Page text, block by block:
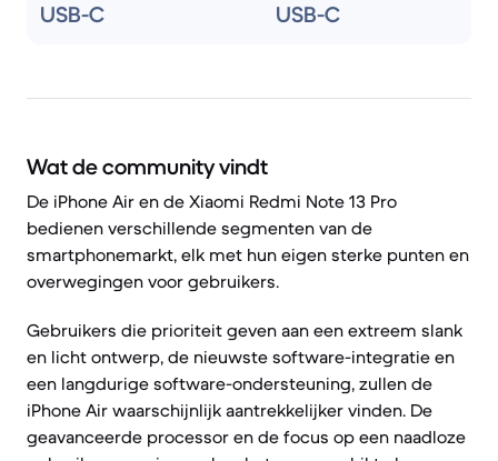
USB-C USB-C
Wat de community vindt
De iPhone Air en de Xiaomi Redmi Note 13 Pro
bedienen verschillende segmenten van de
smartphonemarkt, elk met hun eigen sterke punten en
overwegingen voor gebruikers.
Gebruikers die prioriteit geven aan een extreem slank
en licht ontwerp, de nieuwste software-integratie en
een langdurige software-ondersteuning, zullen de
iPhone Air waarschijnlijk aantrekkelijker vinden. De
geavanceerde processor en de focus op een naadloze